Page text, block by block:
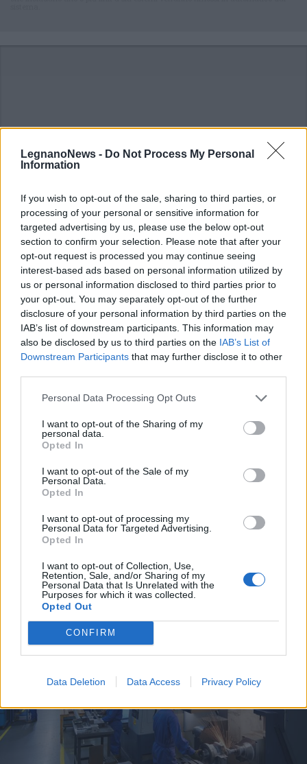
LegnanoNews - Do Not Process My Personal
Information
If you wish to opt-out of the sale, sharing to third parties, or
processing of your personal or sensitive information for
targeted advertising by us, please use the below opt-out
section to confirm your selection. Please note that after your
opt-out request is processed you may continue seeing
interest-based ads based on personal information utilized by
us or personal information disclosed to third parties prior to
your opt-out. You may separately opt-out of the further
disclosure of your personal information by third parties on the
IAB’s list of downstream participants. This information may
also be disclosed by us to third parties on the IAB’s List of
Downstream Participants that may further disclose it to other
Personal Data Processing Opt Outs
I want to opt-out of the Sharing of my
personal data.
Opted In
I want to opt-out of the Sale of my
Personal Data.
Opted In
I want to opt-out of processing my
Personal Data for Targeted Advertising.
Opted In
I want to opt-out of Collection, Use,
Retention, Sale, and/or Sharing of my
Personal Data that Is Unrelated with the
Purposes for which it was collected.
Opted Out
CONFIRM
Data Deletion Data Access Privacy Policy
ALTRE NOTIZIE DI SAN GIORGIO SU
LEGNANO
Tra stelle, trekking ed
Lorenzo. Dove vedere le stelle
cadenti in Lombardia